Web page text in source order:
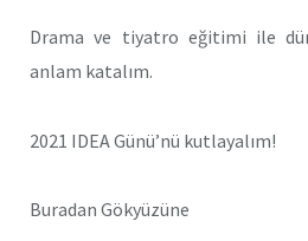
Drama ve tiyatro eğitimi ile
anlam katalım.
2021 IDEA Günü’nü kutlayalım!
Buradan Gökyüzüne